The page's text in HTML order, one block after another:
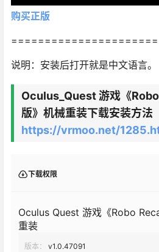
购买正版
说明：安装后打开就是中文语言。
Oculus_Quest 游戏《
版》机械重装下载安装方法
https://vrmoo.net/
下载权限
Oculus Quest 游戏《Robo
重装
版本：
v1.0.47091